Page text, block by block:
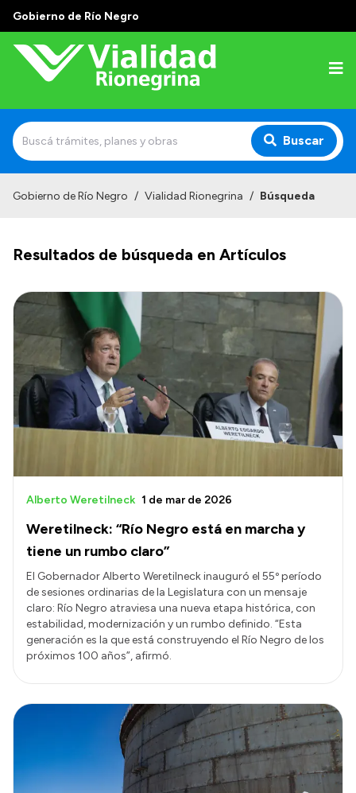
Gobierno de Río Negro
Buscar
Funciones
Autoridades
Delegaciones
Normativa
Historia Vial
Mi Vial
Correo oficial
Gobierno de Río Negro / Vialidad Rionegrina / Búsqueda
Resultados de búsqueda en Artículos
Weretilneck: “Río Negro está en marcha y
tiene un rumbo claro”
Alberto Weretilneck 1 de mar de 2026
El Gobernador Alberto Weretilneck inauguró el 55º período
de sesiones ordinarias de la Legislatura con un mensaje
claro: Río Negro atraviesa una nueva etapa histórica, con
estabilidad, modernización y un rumbo definido. “Esta
generación es la que está construyendo el Río Negro de los
próximos 100 años”, afirmó.